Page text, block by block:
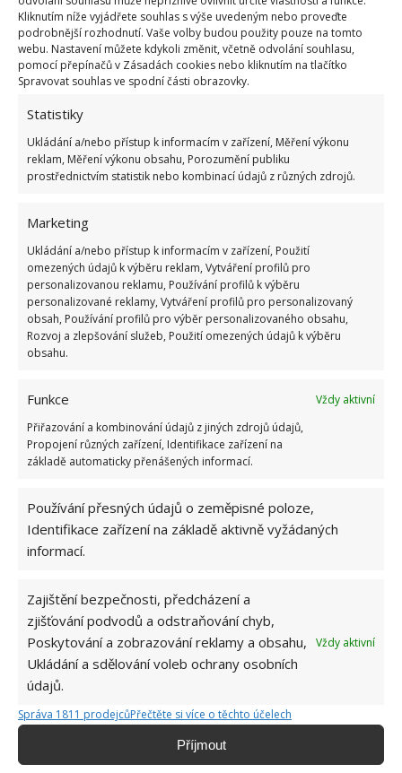
Kliknutím níže vyjádřete souhlas s výše uvedeným nebo proveďte
podrobnější rozhodnutí. Vaše volby budou použity pouze na tomto
webu. Nastavení můžete kdykoli změnit, včetně odvolání souhlasu,
pomocí přepínačů v Zásadách cookies nebo kliknutím na tlačítko
Spravovat souhlas ve spodní části obrazovky.
Statistiky
Ukládání a/nebo přístup k informacím v zařízení, Měření výkonu
reklam, Měření výkonu obsahu, Porozumění publiku
prostřednictvím statistik nebo kombinací údajů z různých zdrojů.
Marketing
Ukládání a/nebo přístup k informacím v zařízení, Použití
omezených údajů k výběru reklam, Vytváření profilů pro
personalizovanou reklamu, Používání profilů k výběru
personalizované reklamy, Vytváření profilů pro personalizovaný
obsah, Používání profilů pro výběr personalizovaného obsahu,
Rozvoj a zlepšování služeb, Použití omezených údajů k výběru
obsahu.
Funkce
Vždy aktivní
Přiřazování a kombinování údajů z jiných zdrojů údajů,
Propojení různých zařízení, Identifikace zařízení na
základě automaticky přenášených informací.
Používání přesných údajů o zeměpisné poloze,
Identifikace zařízení na základě aktivně vyžádaných
informací.
Zajištění bezpečnosti, předcházení a
zjišťování podvodů a odstraňování chyb,
Poskytování a zobrazování reklamy a obsahu,
Ukládání a sdělování voleb ochrany osobních
údajů.
Vždy aktivní
Správa 1811 prodejcůPřečtěte si více o těchto účelech
Příjmout
Už máte jasno, jakou podlahu zvolíte? Co se odstínu
podlahy týče, mějte na paměti, že ty světlé prostory
opticky zvětšují a tmavé naopak zmenšují. Tak, ať
vám vaše nová podlaha dlouho a dobře slouží!
Absolvent České zemědělské
univerzity, který je již od malička
velkým kutilem. V podstatě vše, co je
možné najít v j...[Více o autorovi]
Pokuta až 10 000 Kč hrozí za nesprávné sekání i
nesekání trávy. Záleží i na prostředku a lokaci
1.6.2026
Kdo je zažil, bez problému získá 12 ze 12 bodů